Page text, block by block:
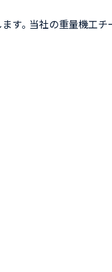
す｡ 当社の重量機工